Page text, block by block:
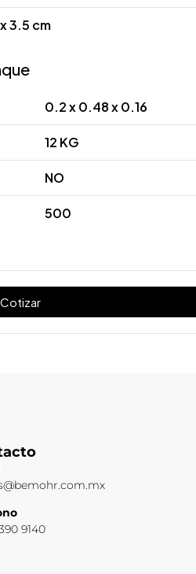
3.5 cm
0.2 x 0.48 x 0.16
12 KG
NO
500
Cotizar
9140